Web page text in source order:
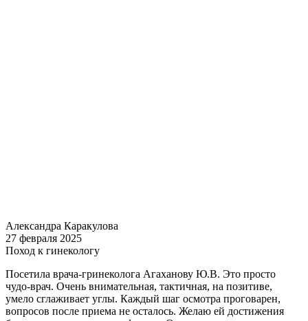
Александра Каракулова
27 февраля 2025
Поход к гинекологу
Посетила врача-гринеколога Агаханову Ю.В. Это просто
чудо-врач. Очень внимательная, тактичная, на позитиве,
умело сглаживает углы. Каждый шаг осмотра проговарен,
вопросов после приема не осталось. Желаю ей достижения